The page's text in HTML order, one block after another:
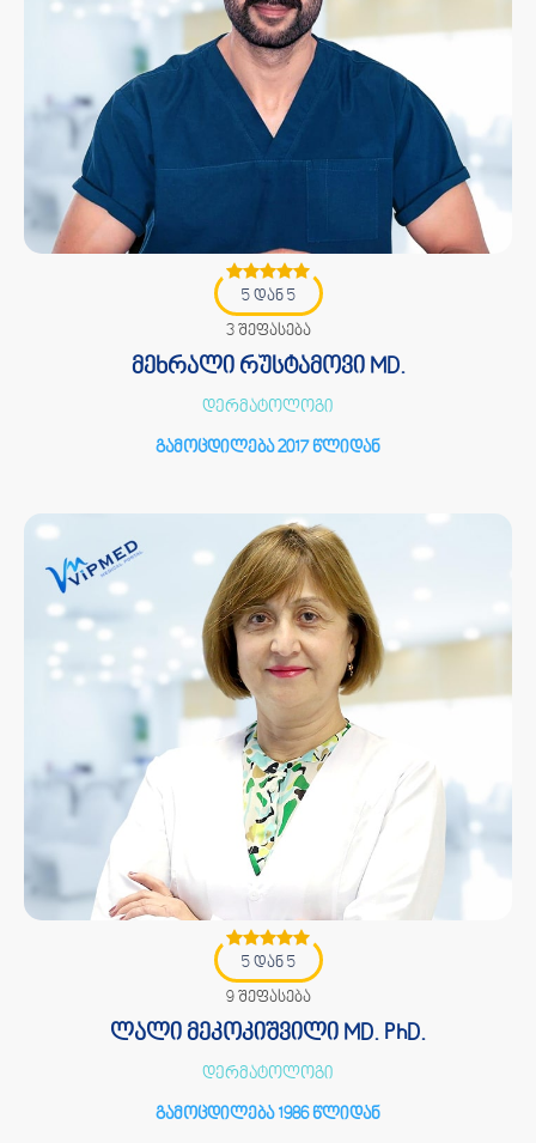
5 დან 5
3 შეფასება
მეხრალი რუსტამოვი MD.
დერმატოლოგი
გამოცდილება 2017 წლიდან
5 დან 5
9 შეფასება
ლალი მეკოკიშვილი MD. PhD.
დერმატოლოგი
გამოცდილება 1986 წლიდან